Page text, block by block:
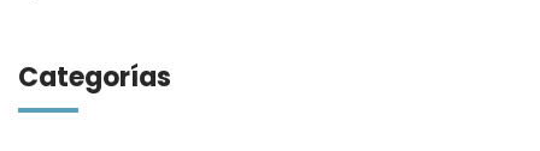
Categorías